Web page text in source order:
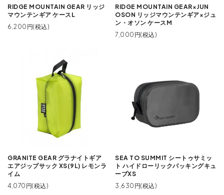
RIDGE MOUNTAIN GEAR リッジ
マウンテンギア ケースL
6,200円(税込)
RIDGE MOUNTAIN GEAR×JUN
OSON リッジマウンテンギア×ジュ
ン・オソン ケースM
7,000円(税込)
GRANITE GEAR グラナイトギア
エアジップサック XS(9L) レモンラ
イム
4,070円(税込)
SEA TO SUMMIT シートゥサミッ
ト ハイドローリックパッキングキュ
ーブXS
3,630円(税込)